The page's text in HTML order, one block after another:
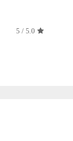
5.0
/
5